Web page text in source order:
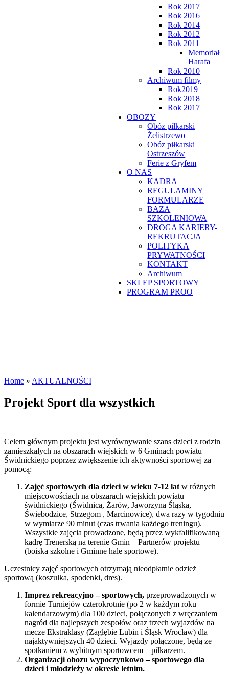
Rok 2017
Rok 2016
Rok 2014
Rok 2012
Rok 2011
Memoriał
Harafa
Rok 2010
Archiwum filmy
Rok2019
Rok 2018
Rok 2017
OBOZY
Obóz piłkarski
Żelistrzewo
Obóz piłkarski
Ostrzeszów
Ferie z Gryfem
O NAS
KADRA
REGULAMINY
FORMULARZE
BAZA
SZKOLENIOWA
DROGA KARIERY-
REKRUTACJA
POLITYKA
PRYWATNOŚCI
KONTAKT
Archiwum
SKLEP SPORTOWY
PROGRAM PROO
Home » AKTUALNOŚCI
Projekt Sport dla wszystkich
Celem głównym projektu jest wyrównywanie szans dzieci z rodzin
zamieszkałych na obszarach wiejskich w 6 Gminach powiatu
Świdnickiego poprzez zwiększenie ich aktywności sportowej za
pomocą:
Zajęć sportowych dla dzieci w wieku 7-12 lat w różnych
miejscowościach na obszarach wiejskich powiatu
świdnickiego (Świdnica, Żarów, Jaworzyna Śląska,
Świebodzice, Strzegom , Marcinowice), dwa razy w tygodniu
w wymiarze 90 minut (czas trwania każdego treningu).
Wszystkie zajęcia prowadzone, będą przez wykfalifikowaną
kadrę Trenerską na terenie Gmin – Partnerów projektu
(boiska szkolne i Gminne hale sportowe).
Uczestnicy zajęć sportowych otrzymają nieodpłatnie odzież
sportową (koszulka, spodenki, dres).
Imprez rekreacyjno – sportowych, przeprowadzonych w
formie Turniejów czterokrotnie (po 2 w każdym roku
kalendarzowym) dla 100 dzieci, połączonych z wręczaniem
nagród dla najlepszych zespołów oraz trzech wyjazdów na
mecze Ekstraklasy (Zagłębie Lubin i Śląsk Wrocław) dla
najaktywniejszych 40 dzieci. Wyjazdy połączone, będą ze
spotkaniem z wybitnym sportowcem – piłkarzem.
Organizacji obozu wypoczynkowo – sportowego dla
dzieci i młodzieży w okresie letnim.